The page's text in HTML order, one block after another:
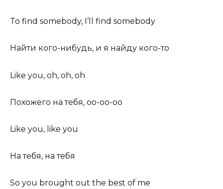
To find somebody, I’ll find somebody
Найти кого-нибудь, и я найду кого-то
Like you, oh, oh, oh
Похожего на тебя, оо-оо-оо
Like you, like you
На тебя, на тебя
So you brought out the best of me